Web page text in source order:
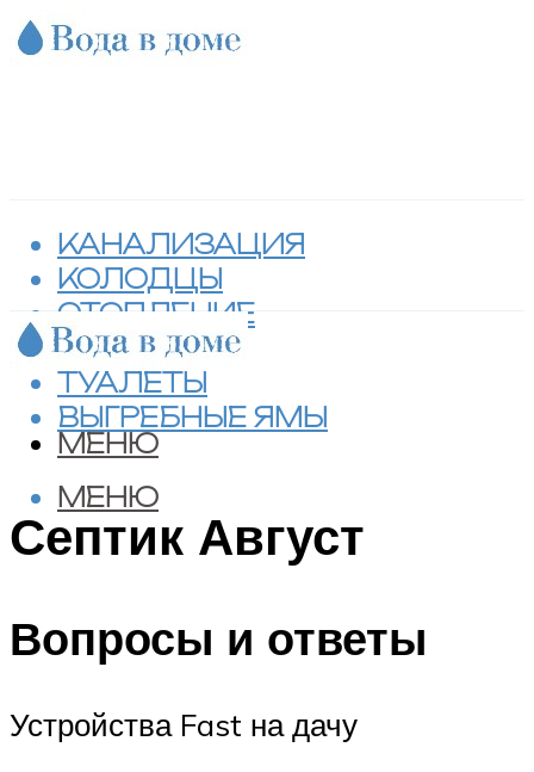
КАНАЛИЗАЦИЯ
КОЛОДЦЫ
ОТОПЛЕНИЕ
СЕПТИКИ
ТУАЛЕТЫ
ВЫГРЕБНЫЕ ЯМЫ
МЕНЮ
МЕНЮ
Септик Август
Вопросы и ответы
Устройства Fast на дачу